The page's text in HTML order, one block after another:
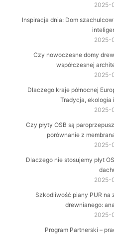
2025-
Inspiracja dnia: Dom
2025-
Czy nowoczesne domy
współczesnej
2025-
Dlaczego kraje północnej
Tradycja, ekologia
2025-
Czy płyty OSB są
porównanie z
2025-
Dlaczego nie stosujemy płyt
2025-
Szkodliwość piany PUR na
drewnianego:
2025-
Program Partnerski –